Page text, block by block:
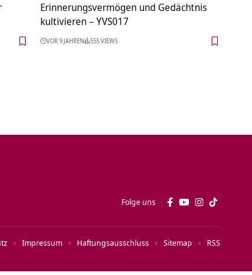
Erinnerungsvermögen und Gedächtnis
kultivieren – YVS017
VOR 9 JAHREN 555 VIEWS
Folge uns
Impressum Haftungsausschluss Sitemap RSS